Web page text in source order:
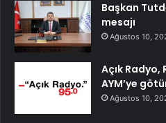
Başkan
mesajı
Ağustos 10,
Açık Radyo,
AYM’ye
Ağustos 10,